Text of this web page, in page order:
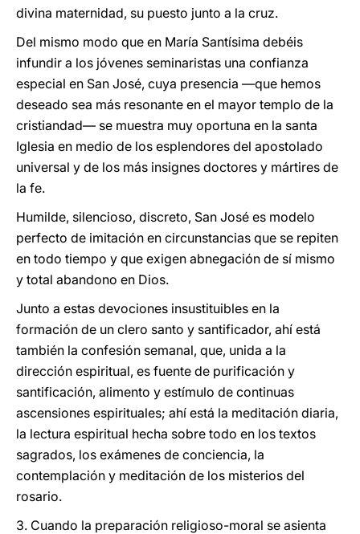
divina maternidad, su puesto junto a la cruz.
Del mismo modo que en María Santísima debéis
infundir a los jóvenes seminaristas una confianza
especial en San José, cuya presencia —que hemos
deseado sea más resonante en el mayor templo de la
cristiandad— se muestra muy oportuna en la santa
Iglesia en medio de los esplendores del apostolado
universal y de los más insignes doctores y mártires de
la fe.
Humilde, silencioso, discreto, San José es modelo
perfecto de imitación en circunstancias que se repiten
en todo tiempo y que exigen abnegación de sí mismo
y total abandono en Dios.
Junto a estas devociones insustituibles en la
formación de un clero santo y santificador, ahí está
también la confesión semanal, que, unida a la
dirección espiritual, es fuente de purificación y
santificación, alimento y estímulo de continuas
ascensiones espirituales; ahí está la meditación diaria,
la lectura espiritual hecha sobre todo en los textos
sagrados, los exámenes de conciencia, la
contemplación y meditación de los misterios del
rosario.
3. Cuando la preparación religioso-moral se asienta